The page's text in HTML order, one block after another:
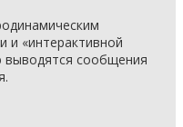
и «интерактивной
выводятся сообщения